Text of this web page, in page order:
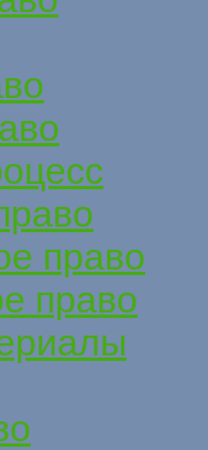
право
право